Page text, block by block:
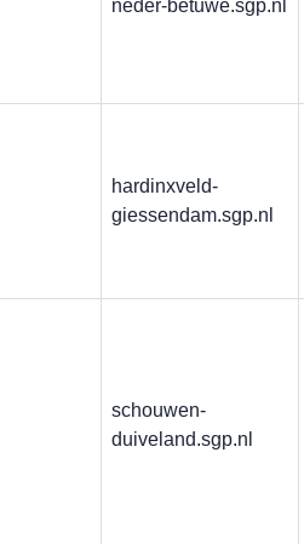
neder-betuwe.sgp.nl
hardinxveld-
giessendam.sgp.nl
schouwen-
duiveland.sgp.nl